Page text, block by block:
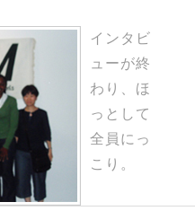
インタビ
ューが終
わり、ほ
っとして
全員にっ
こり。